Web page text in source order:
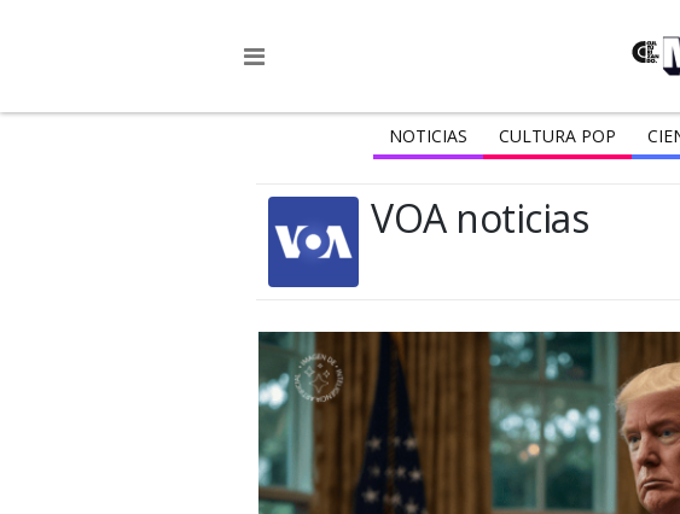
NOTICIAS CULTURA POP
VOA noticias